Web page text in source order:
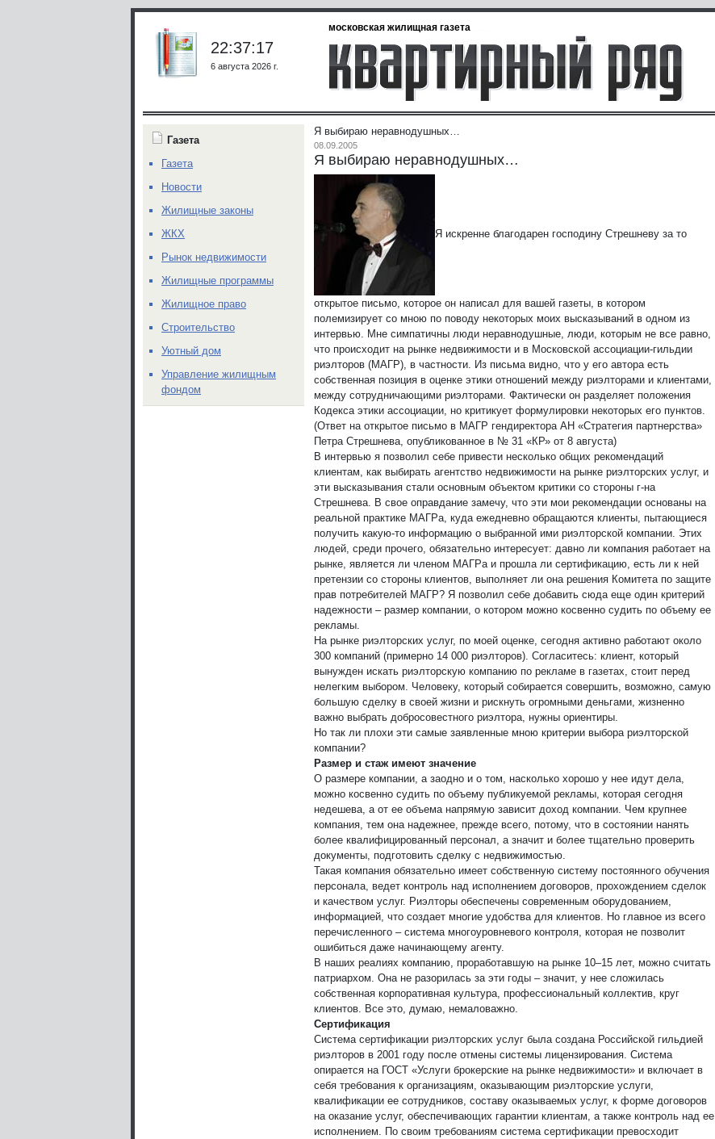
московская жилищная газета
22:37:17
6 августа 2026 г.
Я выбираю неравнодушных…
08.09.2005
Я выбираю неравнодушных…
Я искренне благодарен господину Стрешневу за то
открытое письмо, которое он написал для вашей газеты, в котором
полемизирует со мною по поводу некоторых моих высказываний в одном из
интервью. Мне симпатичны люди неравнодушные, люди, которым не все равно,
что происходит на рынке недвижимости и в Московской ассоциации-гильдии
риэлторов (МАГР), в частности. Из письма видно, что у его автора есть
собственная позиция в оценке этики отношений между риэлторами и клиентами,
между сотрудничающими риэлторами. Фактически он разделяет положения
Кодекса этики ассоциации, но критикует формулировки некоторых его пунктов.
(Ответ на открытое письмо в МАГР гендиректора АН «Стратегия партнерства»
Петра Стрешнева, опубликованное в № 31 «КР» от 8 августа)
В интервью я позволил себе привести несколько общих рекомендаций
клиентам, как выбирать агентство недвижимости на рынке риэлторских услуг, и
эти высказывания стали основным объектом критики со стороны г-на
Стрешнева. В свое оправдание замечу, что эти мои рекомендации основаны на
реальной практике МАГРа, куда ежедневно обращаются клиенты, пытающиеся
получить какую-то информацию о выбранной ими риэлторской компании. Этих
людей, среди прочего, обязательно интересует: давно ли компания работает на
рынке, является ли членом МАГРа и прошла ли сертификацию, есть ли к ней
претензии со стороны клиентов, выполняет ли она решения Комитета по защите
прав потребителей МАГР? Я позволил себе добавить сюда еще один критерий
надежности – размер компании, о котором можно косвенно судить по объему ее
рекламы.
На рынке риэлторских услуг, по моей оценке, сегодня активно работают около
300 компаний (примерно 14 000 риэлторов). Согласитесь: клиент, который
вынужден искать риэлторскую компанию по рекламе в газетах, стоит перед
нелегким выбором. Человеку, который собирается совершить, возможно, самую
большую сделку в своей жизни и рискнуть огромными деньгами, жизненно
важно выбрать добросовестного риэлтора, нужны ориентиры.
Но так ли плохи эти самые заявленные мною критерии выбора риэлторской
компании?
Размер и стаж имеют значение
О размере компании, а заодно и о том, насколько хорошо у нее идут дела,
можно косвенно судить по объему публикуемой рекламы, которая сегодня
недешева, а от ее объема напрямую зависит доход компании. Чем крупнее
компания, тем она надежнее, прежде всего, потому, что в состоянии нанять
более квалифицированный персонал, а значит и более тщательно проверить
документы, подготовить сделку с недвижимостью.
Такая компания обязательно имеет собственную систему постоянного обучения
персонала, ведет контроль над исполнением договоров, прохождением сделок
и качеством услуг. Риэлторы обеспечены современным оборудованием,
информацией, что создает многие удобства для клиентов. Но главное из всего
перечисленного – система многоуровневого контроля, которая не позволит
ошибиться даже начинающему агенту.
В наших реалиях компанию, проработавшую на рынке 10–15 лет, можно считать
патриархом. Она не разорилась за эти годы – значит, у нее сложилась
собственная корпоративная культура, профессиональный коллектив, круг
клиентов. Все это, думаю, немаловажно.
Сертификация
Система сертификации риэлторских услуг была создана Российской гильдией
риэлторов в 2001 году после отмены системы лицензирования. Система
опирается на ГОСТ «Услуги брокерские на рынке недвижимости» и включает в
себя требования к организациям, оказывающим риэлторские услуги,
квалификации ее сотрудников, составу оказываемых услуг, к форме договоров
на оказание услуг, обеспечивающих гарантии клиентам, а также контроль над ее
исполнением. По своим требованиям система сертификации превосходит
Газета
Газета
Новости
Жилищные законы
ЖКХ
Рынок недвижимости
Жилищные программы
Жилищное право
Строительство
Уютный дом
Управление жилищным
фондом